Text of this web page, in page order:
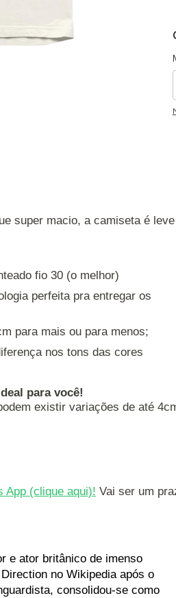
super macio, a camiseta é
fio 30 (o melhor)
perfeita pra entregar os
para mais ou para menos;
nos tons das cores
para você!
existir variações de até
App (clique aqui)! Vai ser um
e ator britânico de imenso
no Wikipedia após o
consolidou-se como